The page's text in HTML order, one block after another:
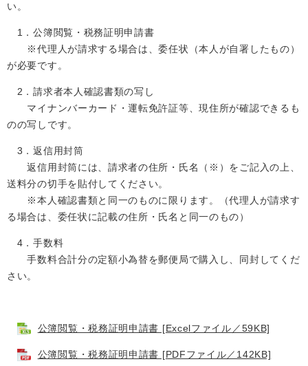
い。
1．公簿閲覧・税務証明申請書
※代理人が請求する場合は、委任状（本人が自署したもの）
が必要です。
2．請求者本人確認書類の写し
マイナンバーカード・運転免許証等、現住所が確認できるも
のの写しです。
3．返信用封筒
返信用封筒には、請求者の住所・氏名（※）をご記入の上、
送料分の切手を貼付してください。
※本人確認書類と同一のものに限ります。（代理人が請求す
る場合は、委任状に記載の住所・氏名と同一のもの）
4．手数料
手数料合計分の定額小為替を郵便局で購入し、同封してくだ
さい。
公簿閲覧・税務証明申請書 [Excelファイル／59KB]
公簿閲覧・税務証明申請書 [PDFファイル／142KB]